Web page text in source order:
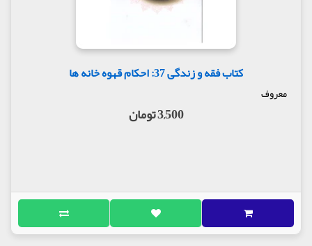
کتاب فقه و زندگی 37: احکام قهوه خانه ها
معروف
3,500 تومان